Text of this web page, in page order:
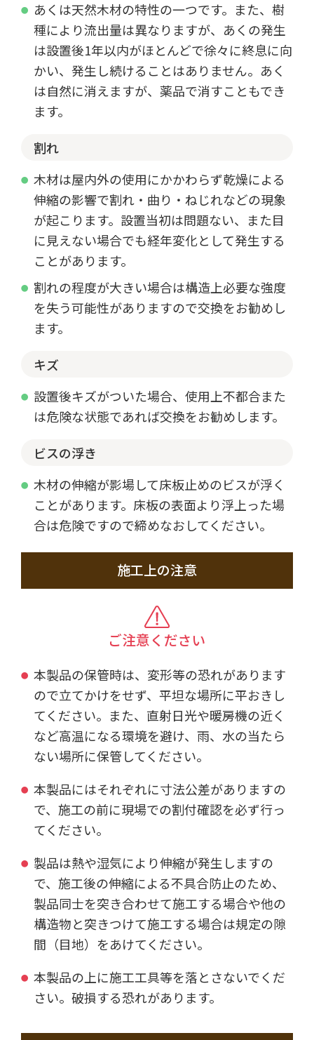
あくは天然木材の特性の一つです。また、樹
種により流出量は異なりますが、あくの発生
は設置後1年以内がほとんどで徐々に終息に向
かい、発生し続けることはありません。あく
は自然に消えますが、薬品で消すこともでき
ます。
割れ
木材は屋内外の使用にかかわらず乾燥による
伸縮の影響で割れ・曲り・ねじれなどの現象
が起こります。設置当初は問題ない、また目
に見えない場合でも経年変化として発生する
ことがあります。
割れの程度が大きい場合は構造上必要な強度
を失う可能性がありますので交換をお勧めし
ます。
キズ
設置後キズがついた場合、使用上不都合また
は危険な状態であれば交換をお勧めします。
ビスの浮き
木材の伸縮が影場して床板止めのビスが浮く
ことがあります。床板の表面より浮上った場
合は危険ですので締めなおしてください。
施工上の注意
ご注意ください
本製品の保管時は、変形等の恐れがあります
ので立てかけをせず、平坦な場所に平おきし
てください。また、直射日光や暖房機の近く
など高温になる環境を避け、雨、水の当たら
ない場所に保管してください。
本製品にはそれぞれに寸法公差がありますの
で、施工の前に現場での割付確認を必ず行っ
てください。
製品は熱や湿気により伸縮が発生しますの
で、施工後の伸縮による不具合防止のため、
製品同士を突き合わせて施工する場合や他の
構造物と突きつけて施工する場合は規定の隙
間（目地）をあけてください。
本製品の上に施工工具等を落とさないでくだ
さい。破損する恐れがあります。